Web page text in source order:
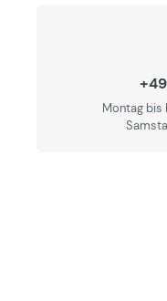
Montag bis